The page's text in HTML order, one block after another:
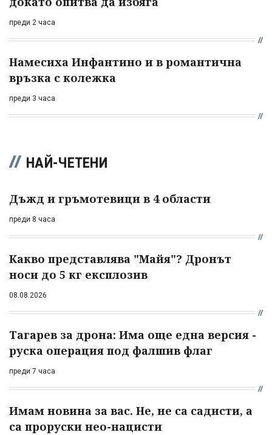
преди 2 часа
Намесиха Инфантино и в романтична
връзка с колежка
преди 3 часа
НАЙ-ЧЕТЕНИ
Дъжд и гръмотевици в 4 области
преди 8 часа
Какво представлява "Майя"? Дронът
носи до 5 кг експлозив
08.08.2026
Тагарев за дрона: Има още една версия -
руска операция под фалшив флаг
преди 7 часа
Имам новина за вас. Не, не са садисти, а
са проруски нео-нацисти